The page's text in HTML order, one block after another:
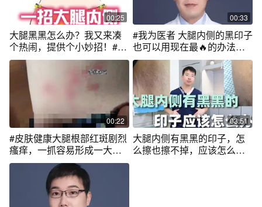
00:25
大腿黑黑怎么办？我又来凑
个热闹，提供个小妙招！#樊
哥撩皮肤 #色斑 #知识创作人
00:33
#我为医者 大腿内侧的黑印子
也可以用现在最🔥的办法解
决，稀释后使用比较安全！#
色素 #医学科普 #皮肤
00:22
#皮肤健康大腿根部红斑剧烈
瘙痒，一抓容易形成一大
片，还容易留下黑印子，可
以这样处理。#股癣 #医学知
03:51
大腿内侧有黑黑的印子，怎
么擦也擦不掉，应该怎么